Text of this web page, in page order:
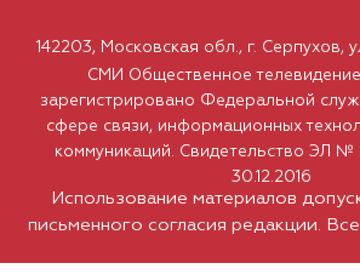
Использование материалов
письменного согласия редакции.
142203, Московская обл., г. Серпухов,
СМИ Общественное
зарегистрировано Федеральной
сфере связи, информационных
коммуникаций. Свидетельство ЭЛ
30.12.2016